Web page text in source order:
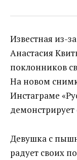
Известная из-
Анастасия
поклонников
На новом
Инстаграме
Девушка с
радует своих